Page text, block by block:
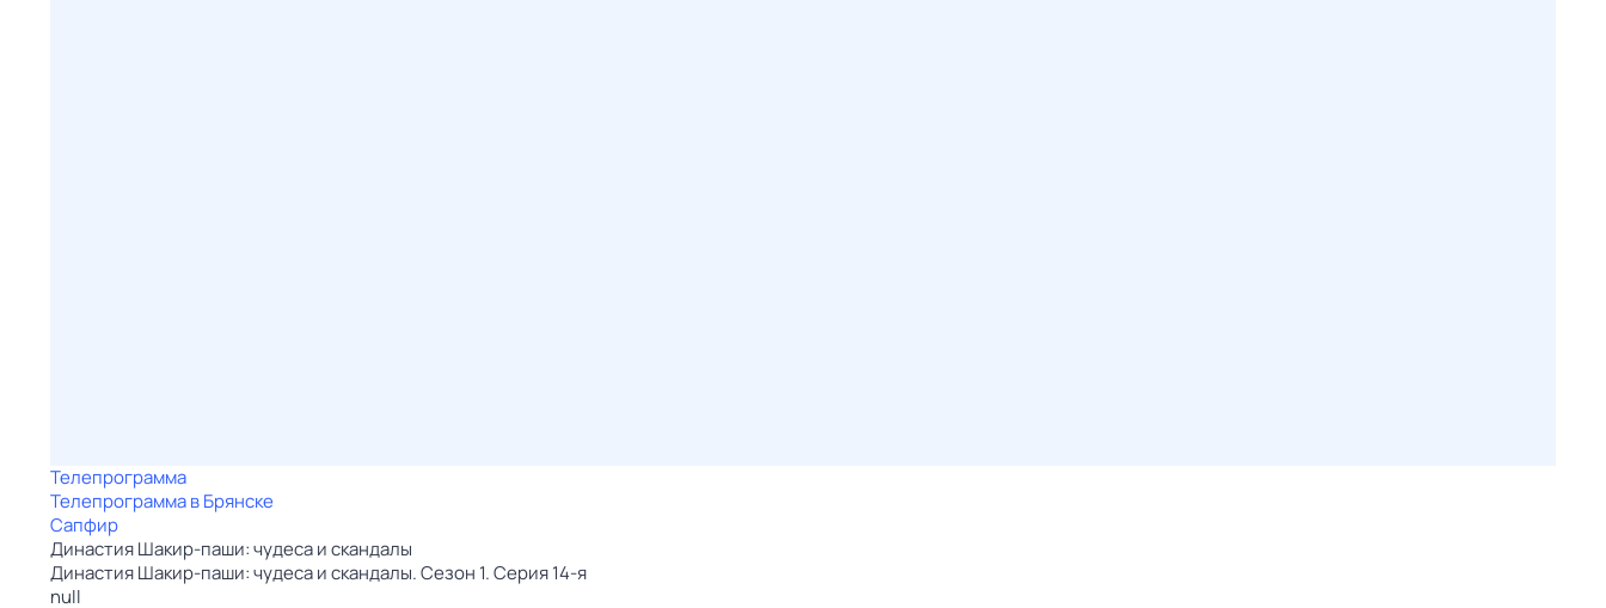
Телепрограмма
Телепрограмма в Брянске
Сапфир
Династия Шакир-паши: чудеса и скандалы
Династия Шакир-паши: чудеса и скандалы. Сезон 1. Серия 14-я
null